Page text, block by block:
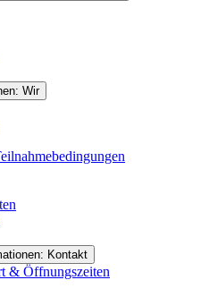
Wir
Kontakt
& Öffnungszeiten